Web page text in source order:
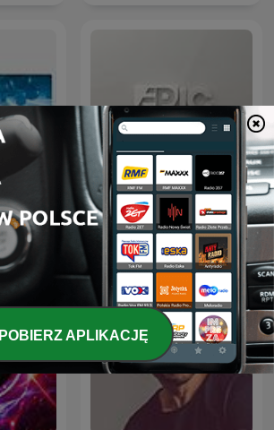
ERIC PRYDZ – EPIC RADIO
POBIERZ APLIKACJĘ